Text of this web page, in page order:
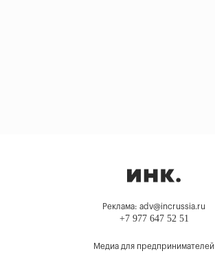
Реклама: adv@incrussia.ru
+7 977 647 52 51
Медиа для предпринимателей